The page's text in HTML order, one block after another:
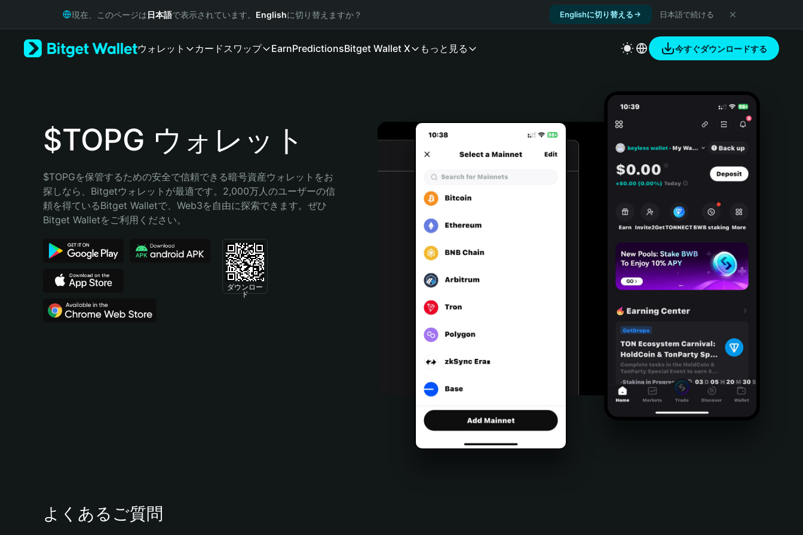
Русский
Bahasa Indonesia
Português (Brasil)
現在、このページは日本語で表示されています。 Englishに切り替えますか？ Englishに切り替える 日本語で続ける
ウォレット カードスワップ EarnPredictionsBitget Wallet X もっと見る 今すぐダウンロードする
$TOPG ウォレット
$TOPGを保管するための安全で信頼できる暗号資産ウォレットをお
探しなら、Bitgetウォレットが最適です。2,000万人のユーザーの信
頼を得ているBitget Walletで、Web3を自由に探索できます。ぜひ
Bitget Walletをご利用ください。
ダウンロー
ド
よくあるご質問